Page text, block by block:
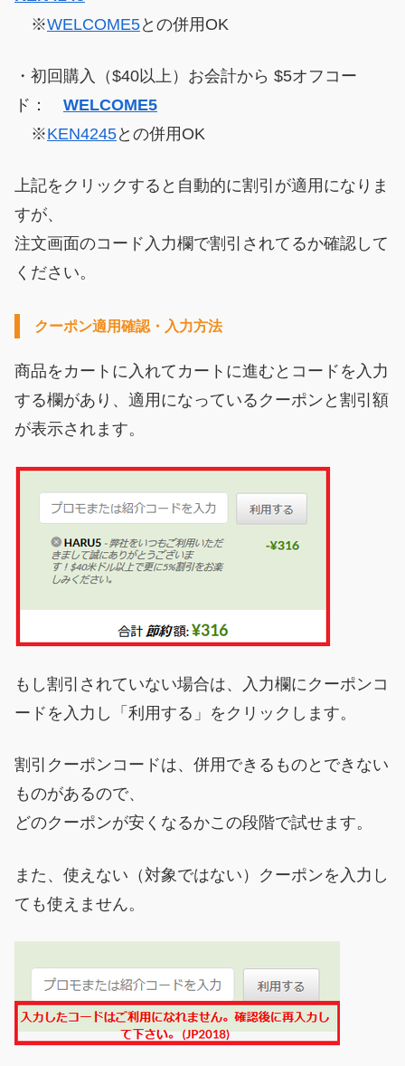
※WELCOME5との併用OK
・初回購入（$40以上）お会計から $5オフコー
ド： WELCOME5
※KEN4245との併用OK
上記をクリックすると自動的に割引が適用になりま
すが、
注文画面のコード入力欄で割引されてるか確認して
ください。
クーポン適用確認・入力方法
商品をカートに入れてカートに進むとコードを入力
する欄があり、適用になっているクーポンと割引額
が表示されます。
もし割引されていない場合は、入力欄にクーポンコ
ードを入力し「利用する」をクリックします。
割引クーポンコードは、併用できるものとできない
ものがあるので、
どのクーポンが安くなるかこの段階で試せます。
また、使えない（対象ではない）クーポンを入力し
ても使えません。